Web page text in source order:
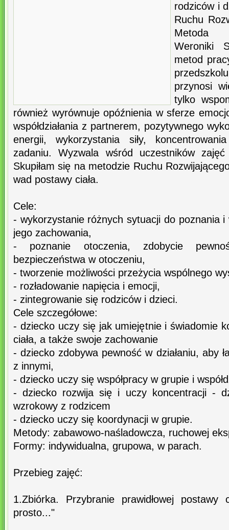
rodziców i
Ruchu
Metoda
Weroniki
metod
przynosi
tylko
również wyrównuje opóźnienia w sferze
współdziałania z partnerem, pozytywnego
energii, wykorzystania siły,
zadaniu. Wyzwala wśród uczestników
Skupiłam się na metodzie Ruchu
wad postawy ciała.
Cele:
- wykorzystanie różnych sytuacji do poznania i
jego zachowania,
- poznanie otoczenia, zdobycie
bezpieczeństwa w otoczeniu,
- tworzenie możliwości przeżycia wspólnego
- rozładowanie napięcia i emocji,
- zintegrowanie się rodziców i dzieci.
Cele szczegółowe:
- dziecko uczy się jak umiejętnie i świadomie
ciała, a także swoje zachowanie
- dziecko zdobywa pewność w działaniu, aby
z innymi,
- dziecko uczy się współpracy w grupie i
- dziecko rozwija się i uczy koncentracji -
wzrokowy z rodzicem
- dziecko uczy się koordynacji w grupie.
Metody: zabawowo-naśladowcza, ruchowej
Formy: indywidualna, grupowa, w parach.
Przebieg zajęć:
1.Zbiórka. Przybranie prawidłowej postawy
prosto..."